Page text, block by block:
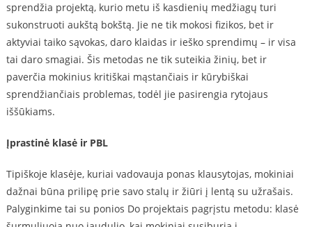
sprendžia projektą, kurio metu iš kasdienių medžiagų turi
sukonstruoti aukštą bokštą. Jie ne tik mokosi fizikos, bet ir
aktyviai taiko sąvokas, daro klaidas ir ieško sprendimų – ir visa
tai daro smagiai. Šis metodas ne tik suteikia žinių, bet ir
paverčia mokinius kritiškai mąstančiais ir kūrybiškai
sprendžiančiais problemas, todėl jie pasirengia rytojaus
iššūkiams.
Įprastinė klasė ir PBL
Tipiškoje klasėje, kuriai vadovauja ponas klausytojas, mokiniai
dažnai būna prilipę prie savo stalų ir žiūri į lentą su užrašais.
Palyginkime tai su ponios Do projektais pagrįstu metodu: klasė